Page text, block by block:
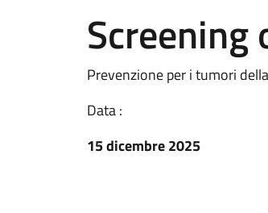
Screening
Prevenzione per i tumori
Data :
15 dicembre 2025